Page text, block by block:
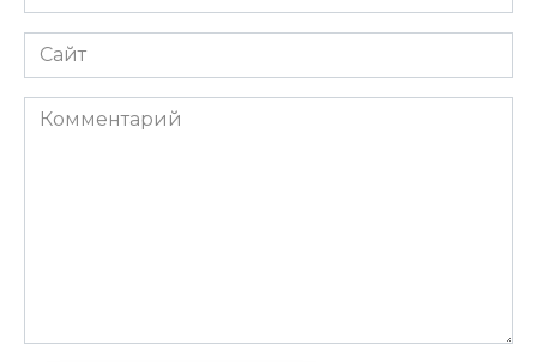
Сайт
Комментарий